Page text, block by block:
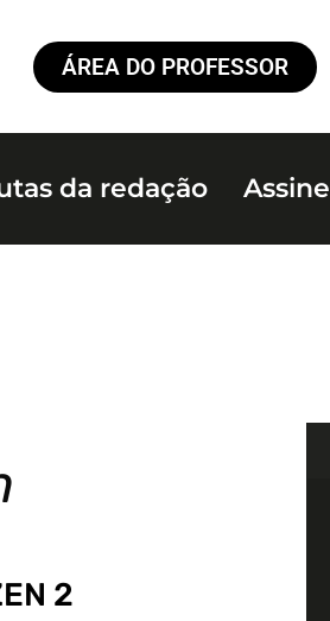
ÁREA DO PROFESSOR
da redação Assine
2